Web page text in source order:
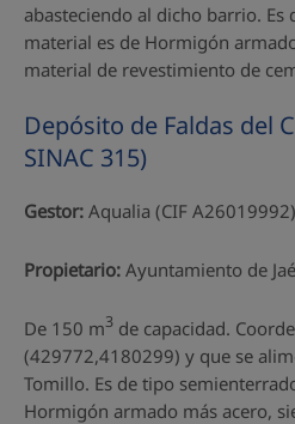
abasteciendo al dicho barrio.
material es de Hormigón
material de revestimiento de
Depósito de Faldas del
SINAC 315)
Gestor: Aqualia (CIF A26019992)
Propietario: Ayuntamiento de
De 150 m3 de capacidad.
(429772,4180299) y que se
Tomillo. Es de tipo
Hormigón armado más acero,